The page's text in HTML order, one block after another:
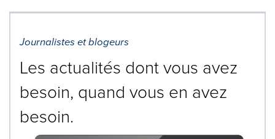
Journalistes et blogeurs
Les actualités dont vous avez
besoin, quand vous en avez
besoin.